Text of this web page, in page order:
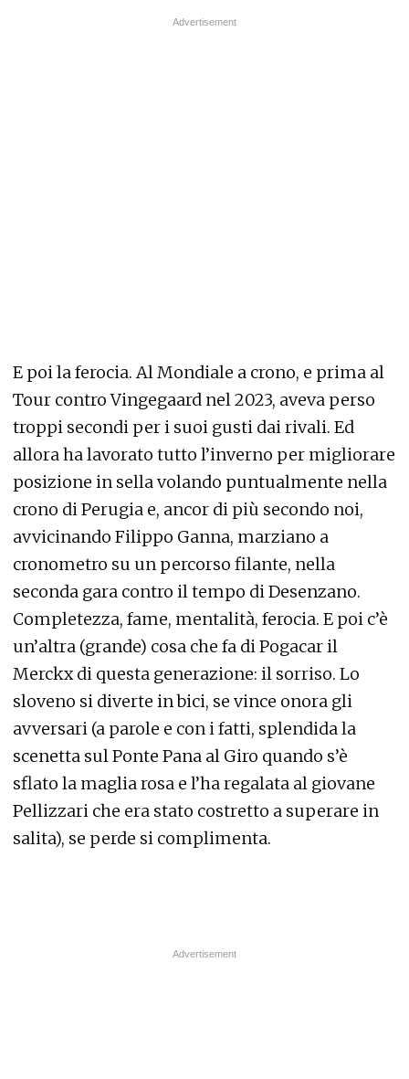
E poi la ferocia. Al Mondiale a crono, e prima al
Tour contro Vingegaard nel 2023, aveva perso
troppi secondi per i suoi gusti dai rivali. Ed
allora ha lavorato tutto l’inverno per migliorare
posizione in sella volando puntualmente nella
crono di Perugia e, ancor di più secondo noi,
avvicinando Filippo Ganna, marziano a
cronometro su un percorso filante, nella
seconda gara contro il tempo di Desenzano.
Completezza, fame, mentalità, ferocia. E poi c’è
un’altra (grande) cosa che fa di Pogacar il
Merckx di questa generazione: il sorriso. Lo
sloveno si diverte in bici, se vince onora gli
avversari (a parole e con i fatti, splendida la
scenetta sul Ponte Pana al Giro quando s’è
sflato la maglia rosa e l’ha regalata al giovane
Pellizzari che era stato costretto a superare in
salita), se perde si complimenta.